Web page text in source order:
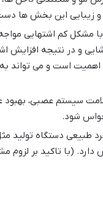
و زیبایی این بخش ها
مشکل کم اشتهایی
و در نتیجه افزایش
اهمیت است و می تواند
سیستم عصبی، بهبود
حواس شود.
طبیعی دستگاه تولید
(با تاکید بر